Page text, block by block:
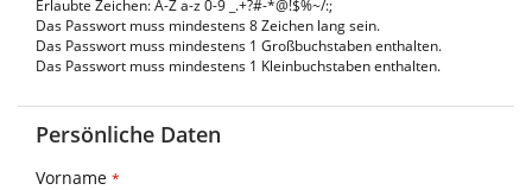
Erlaubte Zeichen: A-Z a-z 0-9 _.+?#-*@!$%~/:;
Das Passwort muss mindestens 8 Zeichen lang sein.
Das Passwort muss mindestens 1 Großbuchstaben enthalten.
Das Passwort muss mindestens 1 Kleinbuchstaben enthalten.
Persönliche Daten
Vorname *